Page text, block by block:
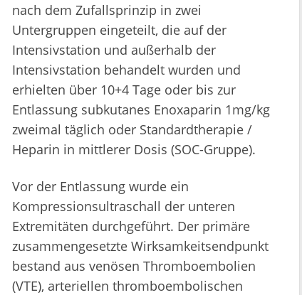
nach dem Zufallsprinzip in zwei
Untergruppen eingeteilt, die auf der
Intensivstation und außerhalb der
Intensivstation behandelt wurden und
erhielten über 10+4 Tage oder bis zur
Entlassung subkutanes Enoxaparin 1mg/kg
zweimal täglich oder Standardtherapie /
Heparin in mittlerer Dosis (SOC-Gruppe).
Vor der Entlassung wurde ein
Kompressionsultraschall der unteren
Extremitäten durchgeführt. Der primäre
zusammengesetzte Wirksamkeitsendpunkt
bestand aus venösen Thromboembolien
(VTE), arteriellen thromboembolischen